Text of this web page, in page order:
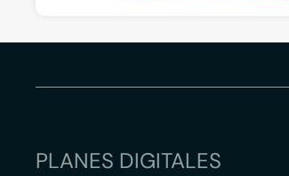
PLANES DIGITALES